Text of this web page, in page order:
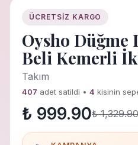
ÜCRETSIZ KARGO
Oysho Düğme
Beli Kemerli
Takım
407 adet satildi • 4 kisinin
₺ 999.90₺ 1,329.90